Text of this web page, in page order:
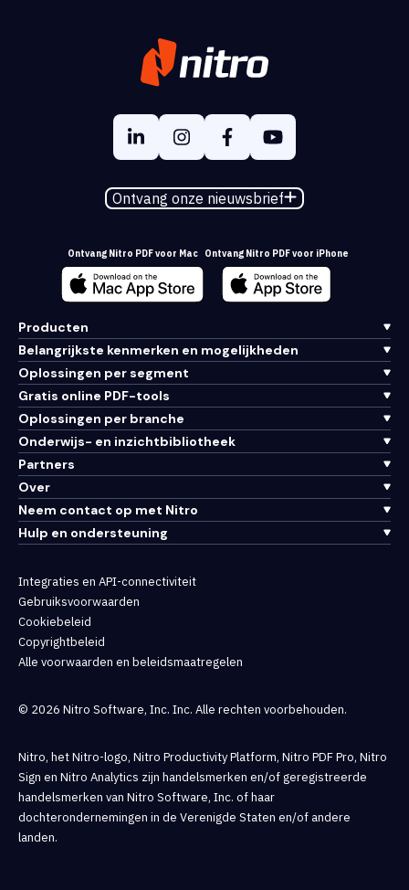
Ontvang onze nieuwsbrief
Ontvang Nitro PDF voor Mac Ontvang Nitro PDF voor iPhone
Producten
Belangrijkste kenmerken en mogelijkheden
Oplossingen per segment
Gratis online PDF-tools
Oplossingen per branche
Onderwijs- en inzichtbibliotheek
Partners
Over
Neem contact op met Nitro
Hulp en ondersteuning
Integraties en API-connectiviteit
Gebruiksvoorwaarden
Cookiebeleid
Copyrightbeleid
Alle voorwaarden en beleidsmaatregelen
© 2026 Nitro Software, Inc. Inc. Alle rechten voorbehouden.
Nitro, het Nitro-logo, Nitro Productivity Platform, Nitro PDF Pro, Nitro
Sign en Nitro Analytics zijn handelsmerken en/of geregistreerde
handelsmerken van Nitro Software, Inc. of haar
dochterondernemingen in de Verenigde Staten en/of andere
landen.